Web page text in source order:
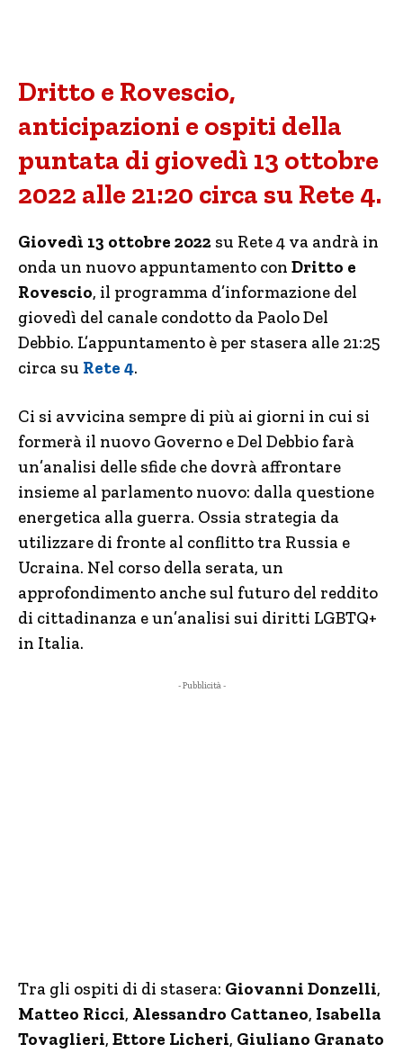
Dritto e Rovescio,
anticipazioni e ospiti della
puntata di giovedì 13 ottobre
2022 alle 21:20 circa su Rete 4.
Giovedì 13 ottobre 2022 su Rete 4 va andrà in
onda un nuovo appuntamento con Dritto e
Rovescio, il programma d’informazione del
giovedì del canale condotto da Paolo Del
Debbio. L’appuntamento è per stasera alle 21:25
circa su Rete 4.
Ci si avvicina sempre di più ai giorni in cui si
formerà il nuovo Governo e Del Debbio farà
un’analisi delle sfide che dovrà affrontare
insieme al parlamento nuovo: dalla questione
energetica alla guerra. Ossia strategia da
utilizzare di fronte al conflitto tra Russia e
Ucraina. Nel corso della serata, un
approfondimento anche sul futuro del reddito
di cittadinanza e un’analisi sui diritti LGBTQ+
in Italia.
- Pubblicità -
Tra gli ospiti di di stasera: Giovanni Donzelli,
Matteo Ricci, Alessandro Cattaneo, Isabella
Tovaglieri, Ettore Licheri, Giuliano Granato